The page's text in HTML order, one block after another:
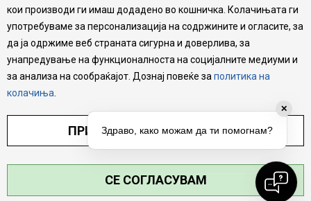
Настојуваме да бидеме што попрецизни во описот на
производите, прикажување на слики и цени, но не
можеме да гарантираме дека сите информации се
комплетни и без грешка. Сите производи се дел од
нашата понуда, но не се подразбира дека мора да се
достапни во секој момент.
. СИТЕ ПРАВА ЗАДРЖАНИ.
кои производи ги имаш додадено во кошничка. Колачињата ги
употребуваме за персонализација на содржините и огласите, за
да ја одржиме веб страната сигурна и доверлива, за
унапредување на функционалноста на социјалните медиуми и
за анализа на сообраќајот. Дознај повеќе за политика на
колачиња
ПРИЛАГОДИ ПОСТАВУВАЊА
СЕ СОГЛАСУВАМ